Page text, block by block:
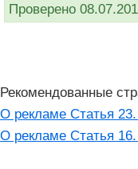
Проверено
Рекомендованные
О рекламе Статья
О рекламе Статья